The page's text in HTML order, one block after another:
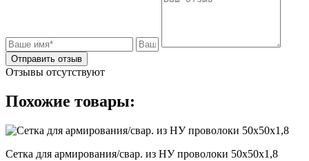
Отправить отзыв
Отзывы отсутствуют
Похожие товары:
Сетка для армирования/свар. из НУ проволоки 50х50х1,8